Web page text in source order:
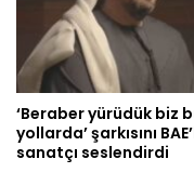
‘Beraber yürüdük biz
yollarda’ şarkısını
sanatçı seslendirdi